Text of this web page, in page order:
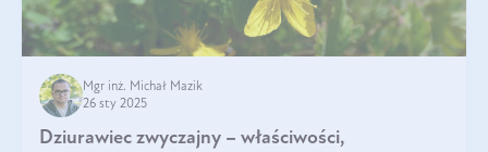
Mgr inż. Michał Mazik
26 sty 2025
Dziurawiec zwyczajny – właściwości,